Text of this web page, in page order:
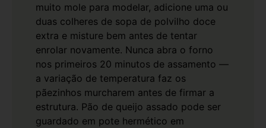
muito mole para modelar, adicione uma ou
duas colheres de sopa de polvilho doce
extra e misture bem antes de tentar
enrolar novamente. Nunca abra o forno
nos primeiros 20 minutos de assamento —
a variação de temperatura faz os
pãezinhos murcharem antes de firmar a
estrutura. Pão de queijo assado pode ser
guardado em pote hermético em